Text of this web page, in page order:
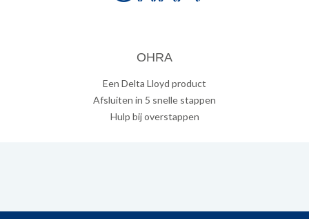
OHRA
Een Delta Lloyd product
Afsluiten in 5 snelle stappen
Hulp bij overstappen